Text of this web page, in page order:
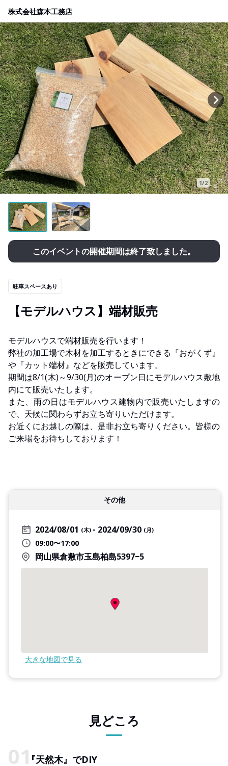
株式会社森本工務店
1/2
このイベントの開催期間は終了致しました。
駐車スペースあり
【モデルハウス】端材販売
モデルハウスで端材販売を行います！
弊社の加工場で木材を加工するときにできる『おがくず』
や『カット端材』などを販売しています。
期間は8/1(木)～9/30(月)のオープン日にモデルハウス敷地
内にて販売いたします。
また、雨の日はモデルハウス建物内で販売いたしますの
で、天候に関わらずお立ち寄りいただけます。
お近くにお越しの際は、是非お立ち寄りください。皆様の
ご来場をお待ちしております！
その他
2024/08/01 (木) 2024/09/30 (月)
09:00〜17:00
岡山県倉敷市玉島柏島5397−5
大きな地図で見る
見どころ
『天然木』でDIY